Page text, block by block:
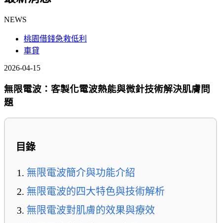
NEWS
桃園借錢急救低利
車貸
2026-04-15
無限電波：客製化電波熱能與微針技術解決肌膚問
題
目錄
無限電波簡介與功能介紹
無限電波的四大特色與技術解析
無限電波對肌膚的效果與療效